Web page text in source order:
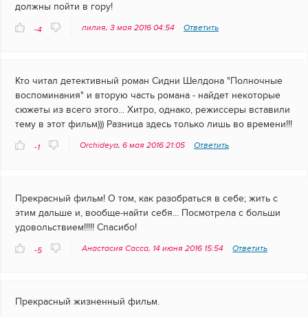
должны пойти в гору!
-4 лилия, 3 мая 2016 04:54 Ответить
Кто читал детективный роман Сидни Шелдона "Полночные
воспоминания" и вторую часть романа - найдет некоторые
сюжеты из всего этого... Хитро, однако, режиссеры вставили
тему в этот фильм))) Разница здесь только лишь во времени!!!
-1 Orchideya, 6 мая 2016 21:05 Ответить
Прекрасный фильм! О том, как разобраться в себе; жить с
этим дальше и, вообще-найти себя... Посмотрела с больши
удовольствием!!!!! Спасибо!
-5 Анастасия Сасса, 14 июня 2016 15:54 Ответить
Прекрасный жизненный фильм.